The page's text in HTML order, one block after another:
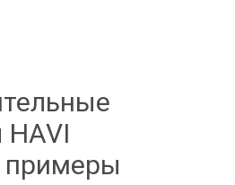
примеры